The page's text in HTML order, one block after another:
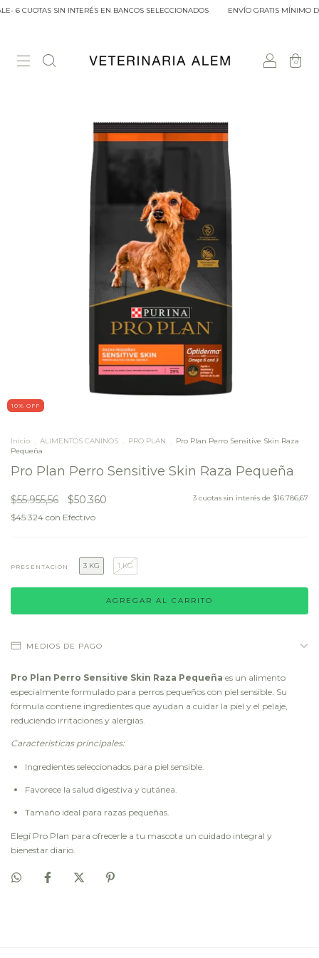
CUOTAS SIN INTERÉS EN BANCOS SELECCIONADOS ENVÍO GRATIS MÍNIMO
0
10% OFF
Inicio . ALIMENTOS CANINOS . PRO PLAN . Pro Plan Perro Sensitive Skin Raza
Pequeña
Pro Plan Perro Sensitive Skin Raza Pequeña
$55.955,56 $50.360
$45.324 con Efectivo
3 cuotas sin interés de $16.786,67
PRESENTACIÓN 3 KG 1 KG
MEDIOS DE PAGO
Pro Plan Perro Sensitive Skin Raza Pequeña es un alimento
especialmente formulado para perros pequeños con piel sensible. Su
fórmula contiene ingredientes que ayudan a cuidar la piel y el pelaje,
reduciendo irritaciones y alergias.
Características principales:
Ingredientes seleccionados para piel sensible.
Favorece la salud digestiva y cutánea.
Tamaño ideal para razas pequeñas.
Elegí Pro Plan para ofrecerle a tu mascota un cuidado integral y
bienestar diario.